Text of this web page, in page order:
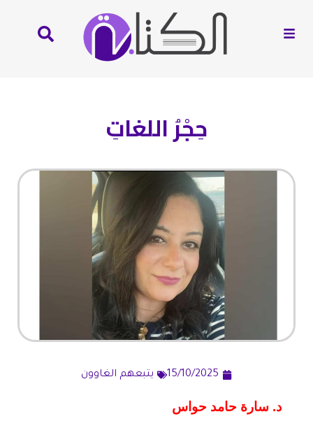
حِجْرُ اللغاتِ
15/10/2025 يتبعهم الغاوون
د. سارة حامد حواس